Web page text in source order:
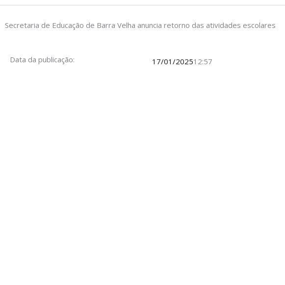
Secretaria de Educação de Barra Velha anuncia retorno das atividades escolares
Data da publicação: 17/01/202512:57